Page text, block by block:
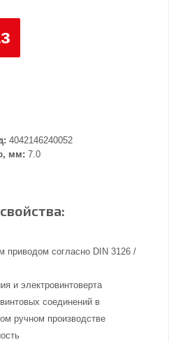
4042146240052
мм: 7.0
приводом согласно DIN 3126 /
и электровинтоверта
соединений в
ручном производстве